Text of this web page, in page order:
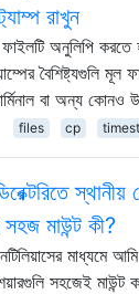
রাখুন
অনুলিপি করতে
বৈশিষ্ট্যগুলি মূল
বা অন্য কোনও
files cp
স্থানীয়
সহজ মাউন্ট কী?
মাধ্যমে
সহজেই